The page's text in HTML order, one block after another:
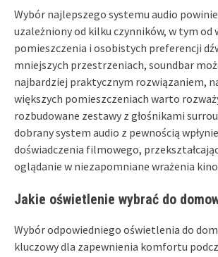
Wybór najlepszego systemu audio
uzależniony od kilku czynników, w tym od
pomieszczenia i osobistych preferencji
mniejszych przestrzeniach, soundbar
najbardziej praktycznym rozwiązaniem,
większych pomieszczeniach warto
rozbudowane zestawy z głośnikami
dobrany system audio z pewnością
doświadczenia filmowego,
oglądanie w niezapomniane wrażenia
Jakie oświetlenie wybrać do
Wybór odpowiedniego oświetlenia do
kluczowy dla zapewnienia komfortu